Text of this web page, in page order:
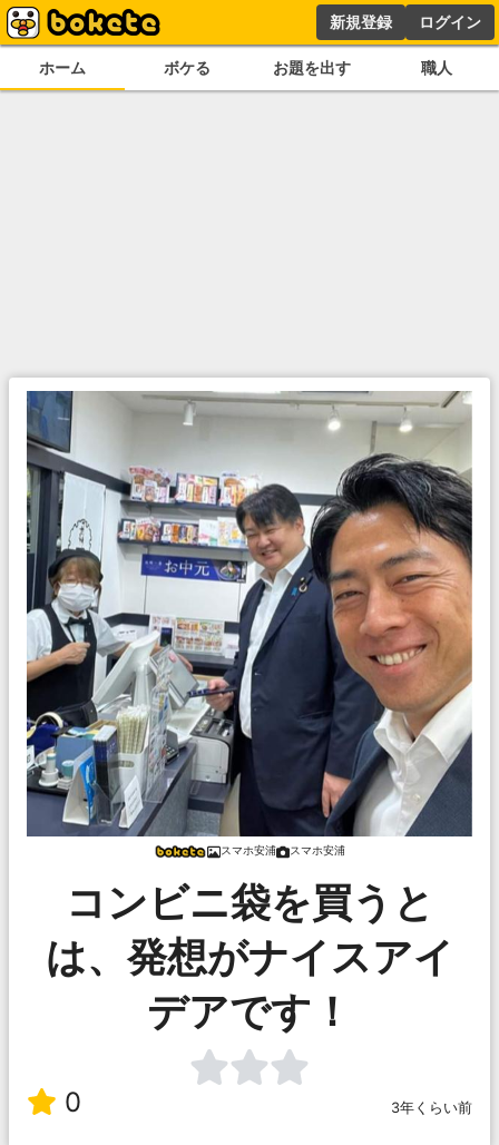
新規登録 ログイン
ホーム ボケる お題を出す 職人
スマホ安浦 スマホ安浦
コンビニ袋を買うと
は、発想がナイスアイ
デアです！
0 3年くらい前